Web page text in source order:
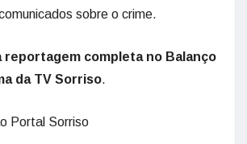
sobre o crime.
reportagem completa no Balanço
da TV Sorriso.
Portal Sorriso